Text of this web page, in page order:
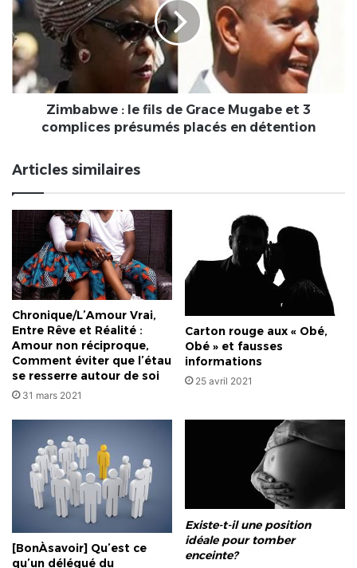
fils
de
Grace
Mugabe
et
3
complices
présumés
détention
Zimbabwe : le fils de Grace Mugabe et 3
complices présumés placés en détention
Articles similaires
Chronique/L’Amour Vrai,
Entre Rêve et Réalité :
Amour non réciproque,
Comment éviter que l’étau
se resserre autour de soi
31 mars 2021
Carton rouge aux « Obé,
Obé » et fausses
informations
25 avril 2021
[BonÀsavoir] Qu’est ce
qu’un délégué du
Existe-t-il une position
idéale pour tomber
enceinte?